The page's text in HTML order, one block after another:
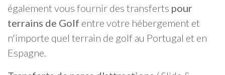
également vous fournir des transferts pour
terrains de Golf entre votre hébergement et
n'importe quel terrain de golf au Portugal et en
Espagne.